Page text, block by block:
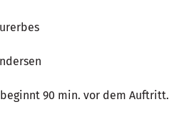
90 min. vor dem Auftritt.